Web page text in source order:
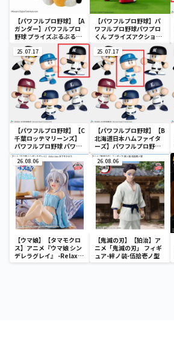
【パワフルプロ野球】【A
ガンダー】パワフルプロ
野球 プライズぶるぶるミ
ニぬいぐるみ
【パワフルプロ野球】パ
ワフルプロ野球パワプロ
くん プライズアクション
フィギュア
25.07.17
【パワフルプロ野球】【C
千葉ロッテマリーンズ】
パワフルプロ野球 パワプ
ロくん プライズアクショ
ンフィギュア パシフィッ
ク・リーグ
25.07.17
【パワフルプロ野球】【B
北海道日本ハムファイタ
ーズ】パワフルプロ野球
パワプロくん プライズア
クションフィギュア パシ
フィック・リーグ
26.08.06
【ウマ娘】【タマモクロ
ス】アニメ『ウマ娘 シン
デレラグレイ』 -Relax
time-タマモクロス
26.08.06
【鬼滅の刃】【狛治】ア
ニメ「鬼滅の刃」 フィギ
ュア-絆ノ装-伍拾壱ノ型